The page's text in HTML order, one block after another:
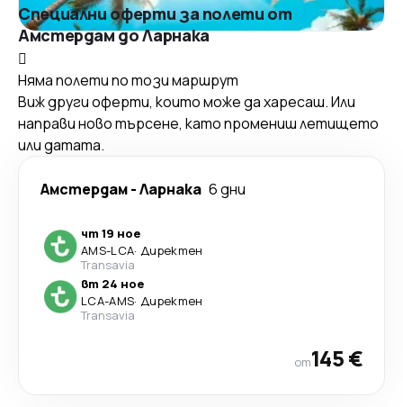
Специални оферти за полети от
Амстердам до Ларнака
Няма полети по този маршрут
Виж други оферти, които може да харесаш. Или
направи ново търсене, като промениш летището
или датата.
Амстердам-Ларнака 6 дни
чт 19 ное
AMS-LCA· Директен
Transavia
вт 24 ное
LCA-AMS· Директен
Transavia
от145 €